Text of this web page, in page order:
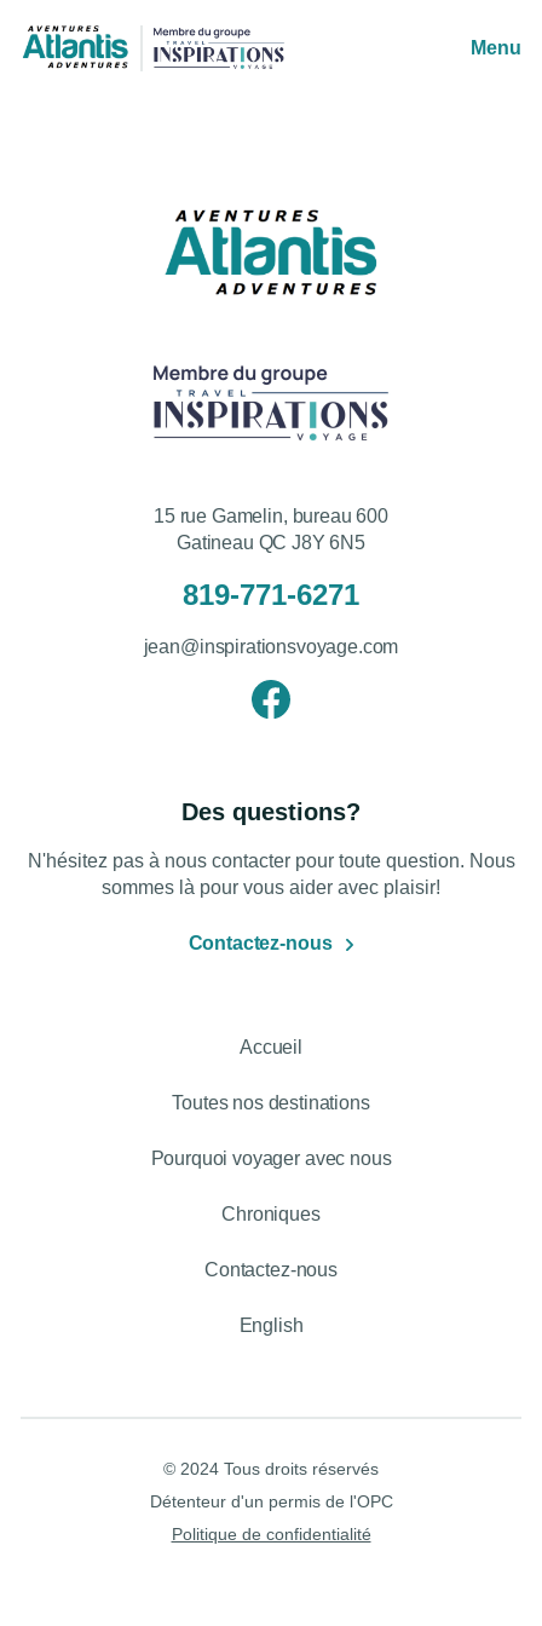
Menu
15 rue Gamelin, bureau 600
Gatineau QC J8Y 6N5
819-771-6271
jean@inspirationsvoyage.com
Des questions?
N'hésitez pas à nous contacter pour toute question. Nous
sommes là pour vous aider avec plaisir!
Contactez-nous
Accueil
Toutes nos destinations
Pourquoi voyager avec nous
Chroniques
Contactez-nous
English
© 2024 Tous droits réservés
Détenteur d'un permis de l'OPC
Politique de confidentialité